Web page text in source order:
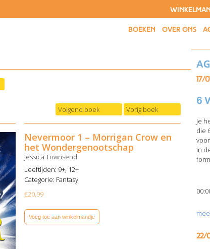
BOEKEN OVER ONS
Volgend boek Vorig boek
Nevermoor 1 – Morrigan Crow en
het Wondergenootschap
Jessica Townsend
Leeftijden: 9+, 12+
Categorie: Fantasy
€20,99
Voeg toe aan winkelmandje
17/
6
Je
die
in
22/